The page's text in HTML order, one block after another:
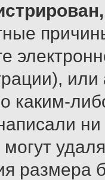
каким-
размера